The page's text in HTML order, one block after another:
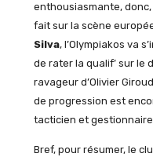
enthousiasmante,
fait sur la scène
Silva, l’Olympiakos va
de rater la qualif’ sur le
ravageur d’Olivier
de progression est
tacticien et gestionnaire
Bref, pour résumer, le